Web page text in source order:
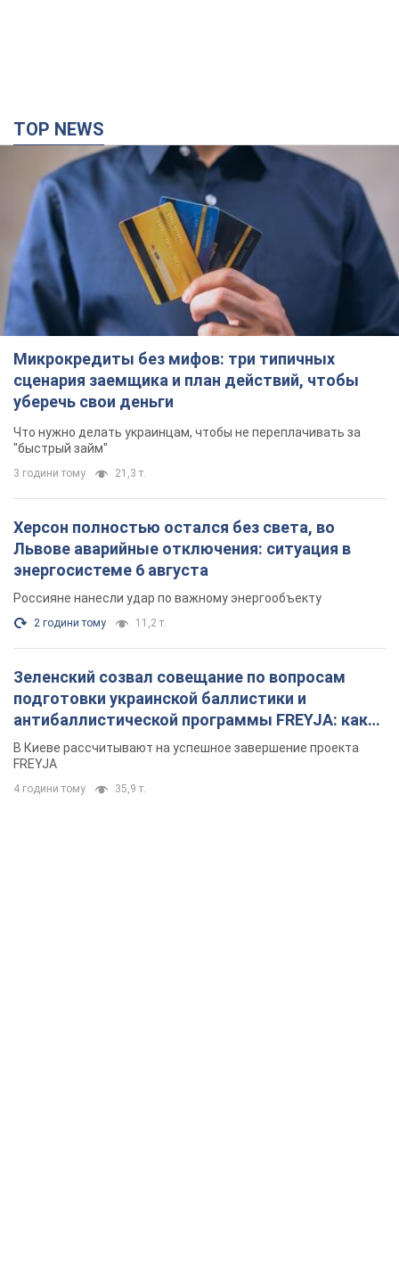
TOP NEWS
Микрокредиты без мифов: три типичных
сценария заемщика и план действий, чтобы
уберечь свои деньги
Что нужно делать украинцам, чтобы не переплачивать за
"быстрый займ"
3 години тому 21,3 т.
Херсон полностью остался без света, во
Львове аварийные отключения: ситуация в
энергосистеме 6 августа
Россияне нанесли удар по важному энергообъекту
2 години тому 11,2 т.
Зеленский созвал совещание по вопросам
подготовки украинской баллистики и
антибаллистической программы FREYJA: какие
решения готовятся
В Киеве рассчитывают на успешное завершение проекта
FREYJA
4 години тому 35,9 т.